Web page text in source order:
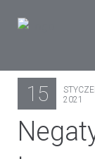
15
2021